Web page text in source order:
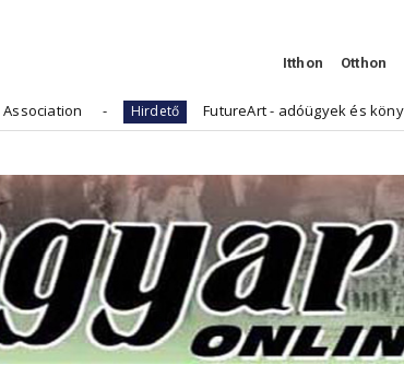
Itthon Otthon
Hirdető FutureArt - adóügyek és könyvelés